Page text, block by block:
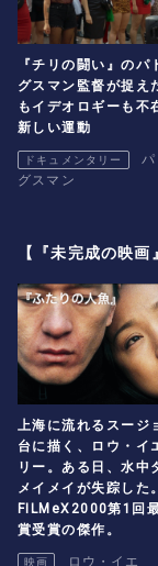
『チリの闘い』のパ
グスマン監督が捉え
もイデオロギーも不
新しい運動
ドキュメンタリー
グスマン
【『未完成の映
上海に流れるスージ
台に描く、ロウ・イ
リー。ある日、水中
メイメイが失踪した
FILMeX2000第1回
賞受賞の傑作。
映画 ロウ・イエ